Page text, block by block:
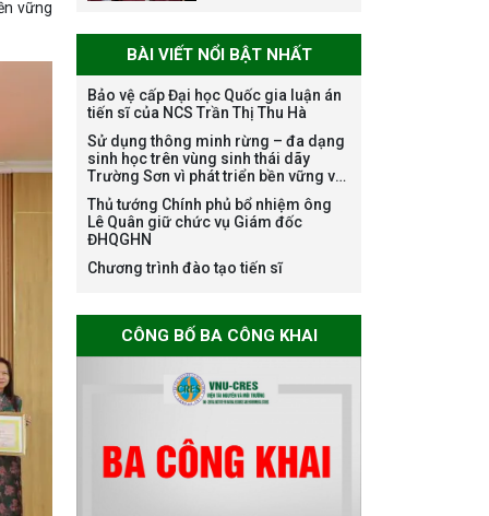
vững
chung trong
ĐHQGHN
Bảo vệ luận án tiến
sĩ của NCS Trương
Mạnh Tuấn
Thế Thông
trình học bổng
Nagao tại Việt Nam
BÀI VIẾT NỔI BẬT NHẤT
Bảo vệ cấp Đại học Quốc gia luận án
tiến sĩ của NCS Trần Thị Thu Hà
Sử dụng thông minh rừng – đa dạng
sinh học trên vùng sinh thái dãy
Trường Sơn vì phát triển bền vững và
ứng phó với biến đổi khí hậu
Thủ tướng Chính phủ bổ nhiệm ông
Lê Quân giữ chức vụ Giám đốc
ĐHQGHN
Chương trình đào tạo tiến sĩ
CÔNG BỐ BA CÔNG KHAI